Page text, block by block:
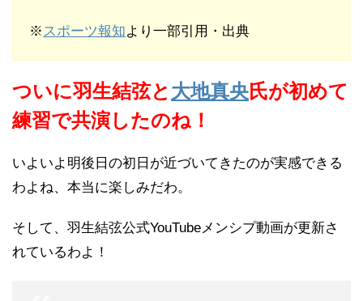
※スポーツ報知より一部引用・出典
ついに羽生結弦と 大地真央氏が初めて
練習で共演したのね！
いよいよ明後日の初日が近づいてきたのが実感できる
わよね、本当に楽しみだわ。
そして、羽生結弦公式YouTubeメンシプ動画が更新さ
れているわよ！